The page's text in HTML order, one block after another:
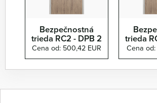
Bezpečnostná
trieda RC2 - DPB 2
Cena od: 500,42 EUR
trieda
Cena od: